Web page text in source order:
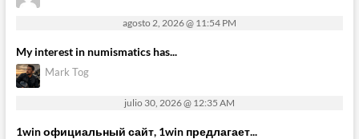
agosto 2, 2026 @ 11:54 PM
My interest in numismatics has...
Mark Tog
julio 30, 2026 @ 12:35 AM
1win официальный сайт, 1win предлагает...